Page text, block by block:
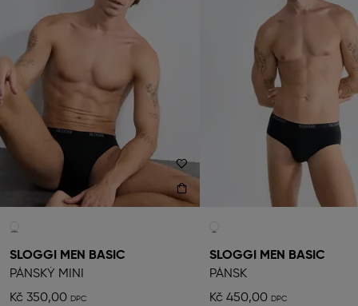
SLOGGI MEN BASIC
PÁNSKÝ MINI
Kč 350,00
SLOGGI MEN BASIC
PÁNSK
Kč 450,00